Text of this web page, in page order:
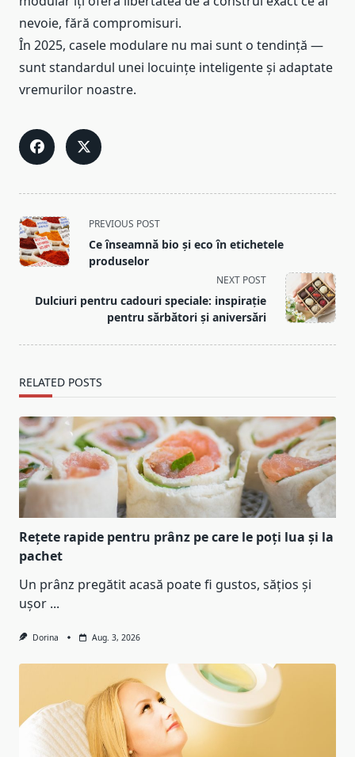
nevoie, fără compromisuri.
În 2025, casele modulare nu mai sunt o tendință —
sunt standardul unei locuințe inteligente și adaptate
vremurilor noastre.
<span
class="nav-
subtitle
reader-
text">Page</span>
PREVIOUS POST
Ce înseamnă bio și eco în etichetele
produselor
NEXT POST
Dulciuri pentru cadouri speciale: inspirație
pentru sărbători și aniversări
RELATED POSTS
Rețete rapide pentru prânz pe care le poți lua și la
pachet
Un prânz pregătit acasă poate fi gustos, sățios și
ușor ...
Dorina Aug. 3, 2026